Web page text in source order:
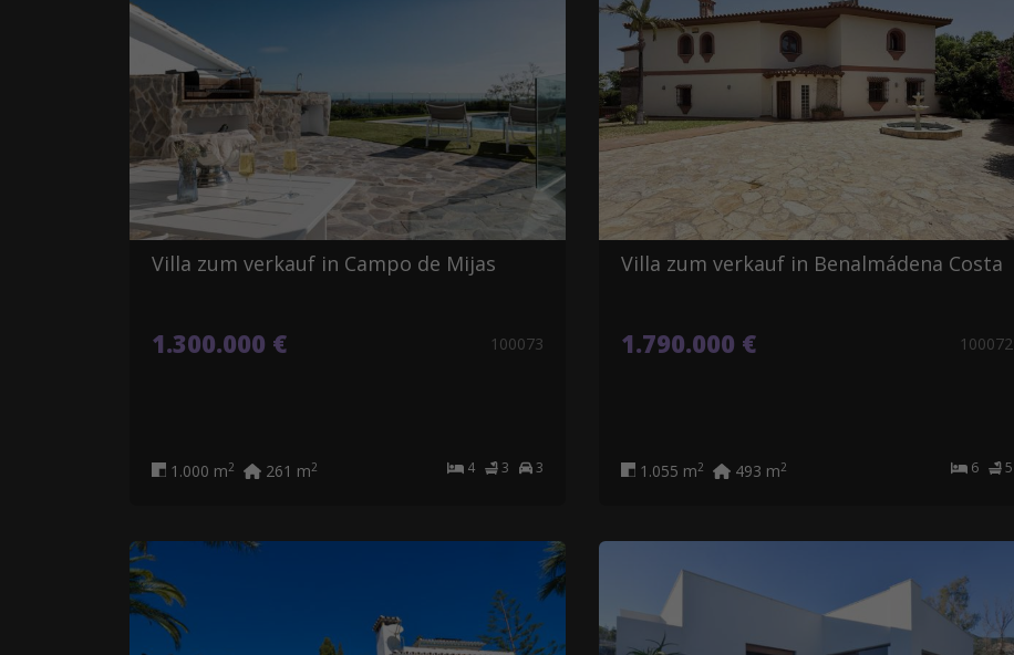
Villa zum verkauf in Campo de Mijas
1.300.000 € 100073
4 3 3
1.000 m2 261 m2
Villa zum verkauf in Benalmádena Costa
1.790.000 € 100072
6 5
1.055 m2 493 m2